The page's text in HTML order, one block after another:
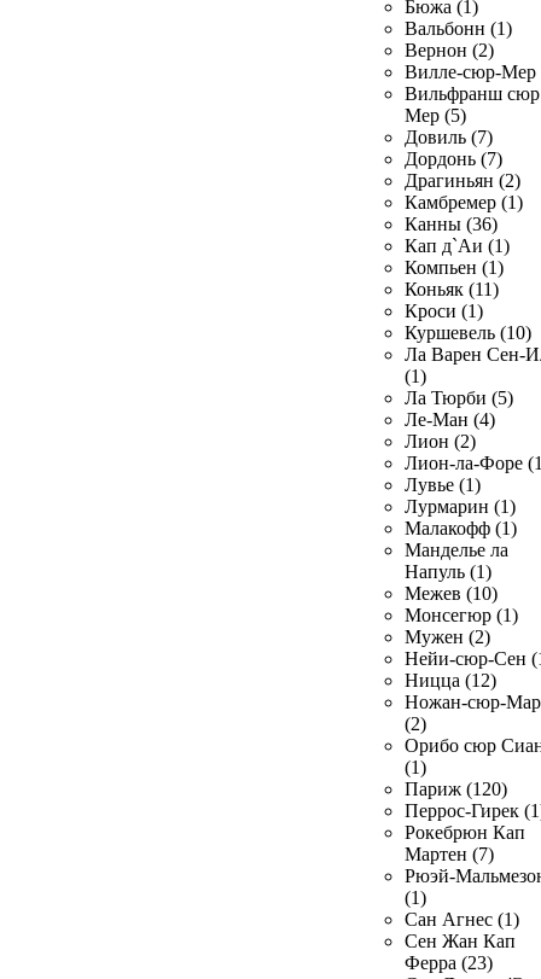
Бюжа (1)
Вальбонн (1)
Вернон (2)
Вилле-сюр-Мер
Вильфранш сюр
Мер (5)
Довиль (7)
Дордонь (7)
Драгиньян (2)
Камбремер (1)
Канны (36)
Кап д`Аи (1)
Компьен (1)
Коньяк (11)
Кроси (1)
Куршевель (10)
Ла Варен Сен-
(1)
Ла Тюрби (5)
Ле-Ман (4)
Лион (2)
Лион-ла-Форе
Лувье (1)
Лурмарин (1)
Малакофф (1)
Манделье ла
Напуль (1)
Межев (10)
Монсегюр (1)
Мужен (2)
Нейи-сюр-Сен
Ницца (12)
Ножан-сюр-
(2)
Орибо сюр
(1)
Париж (120)
Перрос-Гирек
Рокебрюн Кап
Мартен (7)
Рюэй-
(1)
Сан Агнес (1)
Сен Жан Кап
Ферра (23)